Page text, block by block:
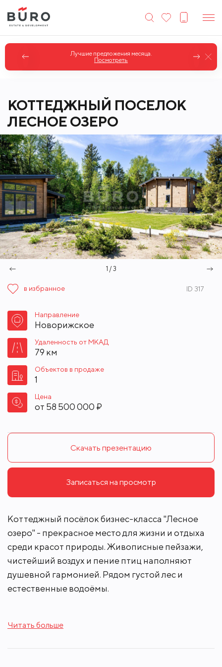
Лучшие предложения месяца.
Посмотреть
КОТТЕДЖНЫЙ ПОСЕЛОК
ЛЕСНОЕ ОЗЕРО
1 / 3
в избранное ID 317
Направление
Новорижское
Удаленность от МКАД
79 км
Объектов в продаже
1
Цена
от 58 500 000 ₽
Скачать презентацию
Записаться на просмотр
Коттеджный посёлок бизнес-класса "Лесное
озеро" - прекрасное место для жизни и отдыха
среди красот природы. Живописные пейзажи,
чистейший воздух и пение птиц наполняют
душевной гармонией. Рядом густой лес и
естественные водоёмы.
детская площадка. По границе поселка течет
Читать больше